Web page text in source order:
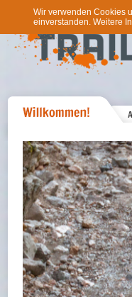
Wir verwenden Cookies
einverstanden. Weitere